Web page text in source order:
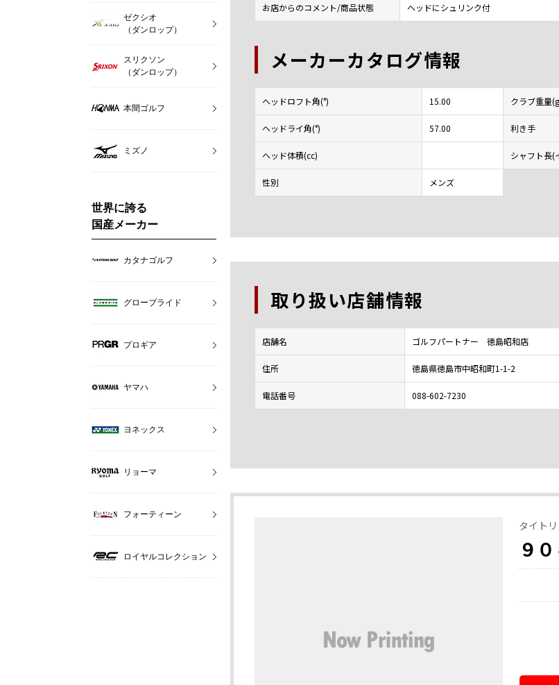
お店からのコメント/商品状態 ヘッドにシュリンク付
メーカーカタログ情報
ヘッドロフト角(°) 15.00 クラブ重量
ヘッドライ角(°) 57.00 利き手
ヘッド体積(cc) シャフト長(
性別 メンズ
取り扱い店舗情報
店舗名 ゴルフパートナー 徳島昭和店
住所 徳島県徳島市中昭和町1-1-2
電話番号 088-602-7230
タイト
９
ゼクシオ
（ダンロップ）
スリクソン
（ダンロップ）
本間ゴルフ
ミズノ
世界に誇る
国産メーカー
カタナゴルフ
グローブライド
プロギア
ヤマハ
ヨネックス
リョーマ
フォーティーン
ロイヤルコレクション